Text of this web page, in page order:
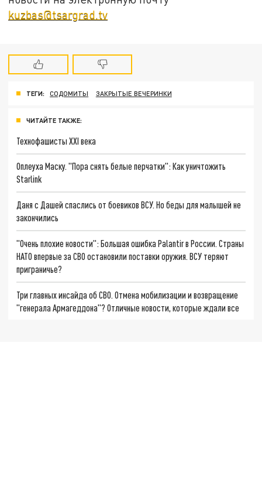
kuzbas@tsargrad.tv
ТЕГИ: СОДОМИТЫ ЗАКРЫТЫЕ ВЕЧЕРИНКИ
ЧИТАЙТЕ ТАКЖЕ:
Технофашисты XXI века
Оплеуха Маску. "Пора снять белые перчатки": Как уничтожить
Starlink
Даня с Дашей спаслись от боевиков ВСУ. Но беды для малышей не
закончились
"Очень плохие новости": Большая ошибка Palantir в России. Страны
НАТО впервые за СВО остановили поставки оружия. ВСУ теряют
приграничье?
Три главных инсайда об СВО. Отмена мобилизации и возвращение
"генерала Армагеддона"? Отличные новости, которые ждали все